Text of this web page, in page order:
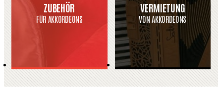
ZUBEHÖR
FÜR AKKORDEONS
VERMIETUNG
VON AKKORDEONS